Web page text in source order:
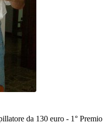
da 130 euro - 1° Premio